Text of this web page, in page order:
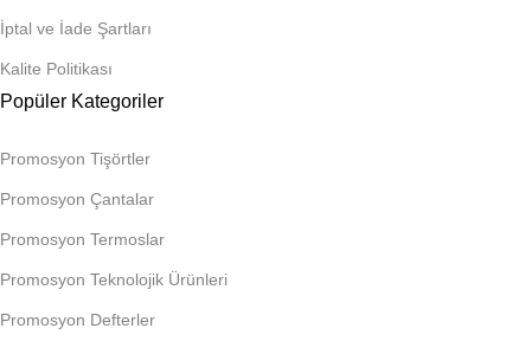
İptal ve İade Şartları
Kalite Politikası
Popüler Kategoriler
Promosyon Tişörtler
Promosyon Çantalar
Promosyon Termoslar
Promosyon Teknolojik Ürünleri
Promosyon Defterler